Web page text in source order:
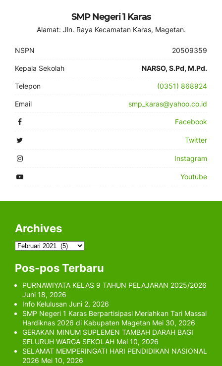
SMP Negeri 1 Karas
Alamat: Jln. Raya Kecamatan Karas, Magetan.
NSPN 20509359
Kepala Sekolah NARSO, S.Pd, M.Pd.
Telepon (0351) 868924
Email smp_karas@yahoo.co.id
Facebook
Twitter
Instagram
Youtube
Archives
Archives
Pos-pos Terbaru
PURNAWIYATA KELAS 9 TAHUN PELAJARAN 2025/2026
Juni 18, 2026
Info Kelulusan Juni 2, 2026
SMP Negeri 1 Karas Berpartisipasi Meriahkan Tari Massal
Hardiknas 2026 di Kabupaten Magetan Mei 30, 2026
GERAKAN MINUM SUPLEMEN TAMBAH DARAH BAGI
SELURUH WARGA SEKOLAH Mei 10, 2026
SELAMAT MEMPERINGATI HARI PENDIDIKAN NASIONAL
2026 Mei 10, 2026